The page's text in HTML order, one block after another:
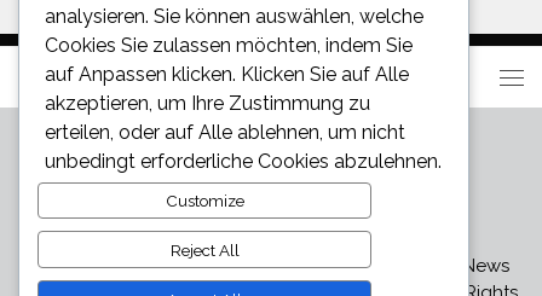
Star und Promi News - Aktuelle Bilder, Videos und News
analysieren. Sie können auswählen, welche
Cookies Sie zulassen möchten, indem Sie
auf Anpassen klicken. Klicken Sie auf Alle
akzeptieren , um Ihre Zustimmung zu
erteilen, oder auf Alle ablehnen , um nicht
unbedingt erforderliche Cookies abzulehnen.
Customize
Reject All